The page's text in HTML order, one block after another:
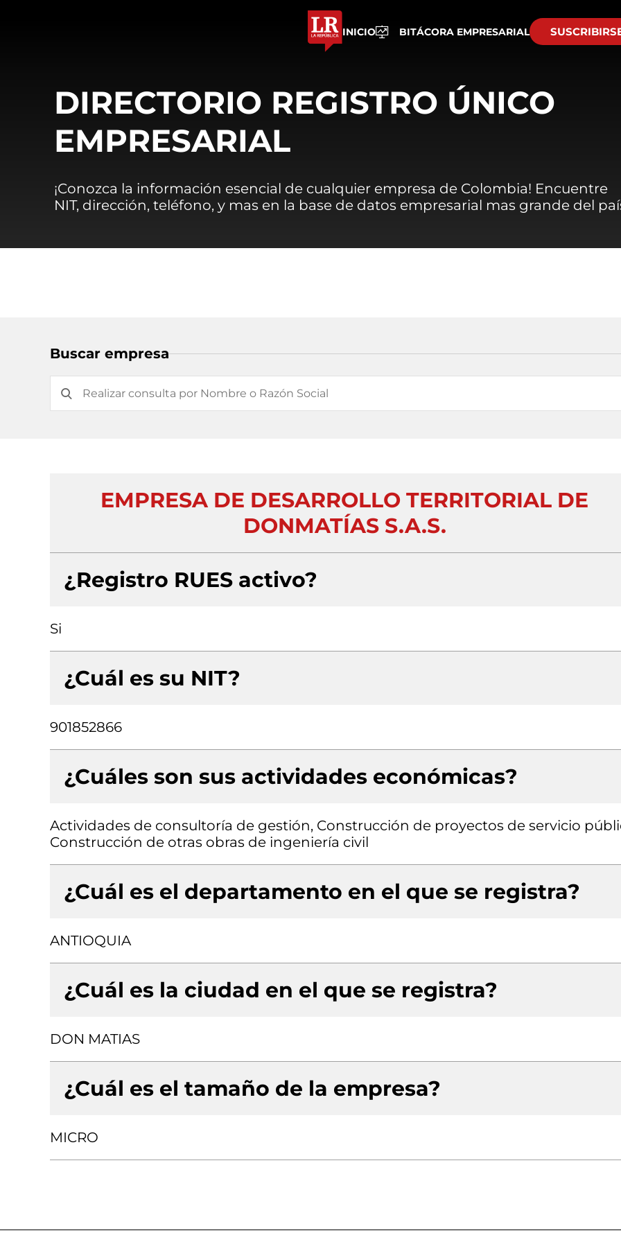
INICIO BITÁCORA EMPRESARIAL
DIRECTORIO REGISTRO ÚNICO
EMPRESARIAL
¡Conozca la información esencial de cualquier empresa de Colombia! Encuentre
NIT, dirección, teléfono, y mas en la base de datos empresarial mas grande del
Buscar empresa
EMPRESA DE DESARROLLO TERRITORIAL DE
DONMATÍAS S.A.S.
¿Registro RUES activo?
Si
¿Cuál es su NIT?
901852866
¿Cuáles son sus actividades económicas?
Actividades de consultoría de gestión, Construcción de proyectos de servicio
Construcción de otras obras de ingeniería civil
¿Cuál es el departamento en el que se registra?
ANTIOQUIA
¿Cuál es la ciudad en el que se registra?
DON MATIAS
¿Cuál es el tamaño de la empresa?
MICRO